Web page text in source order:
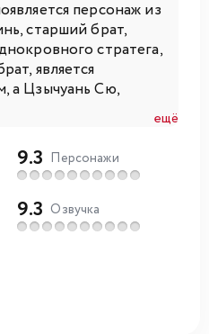
персонаж из
старший брат,
стратега,
является
а Цзычуань Сю,
ещё
9.3 Персонажи
9.3 Озвучка